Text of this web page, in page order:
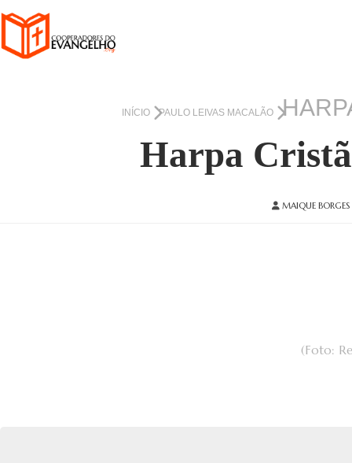
INÍCIO PAULO LEIVAS MACALÃO
Harpa
MAIQUE BORGES
(Foto: